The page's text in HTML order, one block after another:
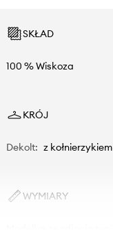
SKŁAD
100 % Wiskoza
KRÓJ
Dekolt: z kołnierzykiem
WYMIARY